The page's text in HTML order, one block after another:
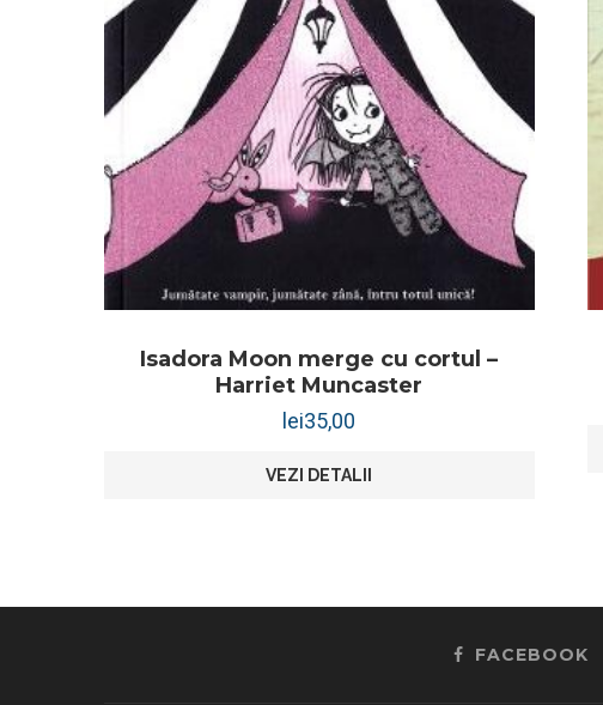
Isadora Moon merge cu cortul –
Harriet Muncaster
lei35,00
VEZI DETALII
FACEBOOK